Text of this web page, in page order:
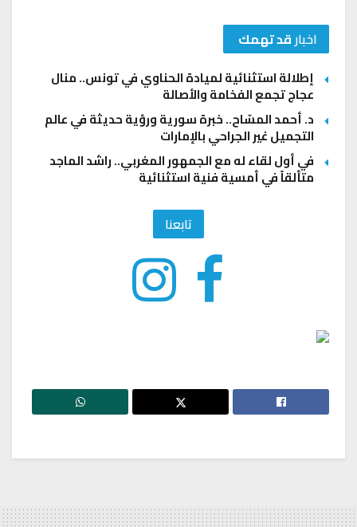
اخبارقد تهمك
إطلالة استثنائية لميادة الحناوي في تونس.. منال
عجاج تجمع الفخامة والأصالة
د. أحمد المسّاح.. خبرة سورية ورؤية حديثة في عالم
التجميل غير الجراحي بالإمارات
في أول لقاء له مع الجمهور المغربي.. راشد الماجد
متألقاً في أمسية فنية استثنائية
تابعنا